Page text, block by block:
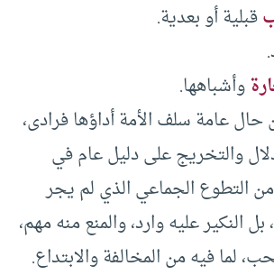
قبلية أو بعدية.
وأشباهها.
عامة سلف الأمة أداؤها فرادى،
والتخريج على دليل عام في
التطوع الجماعي الذي لم يجر
النكير عليه وارد، والمنع منه مهم،
لما فيه من المخالفة والابتداع.